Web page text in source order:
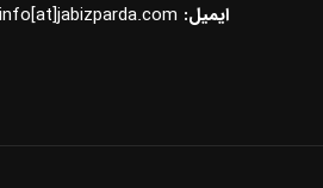
ایمیل: info[at]jabizparda.com